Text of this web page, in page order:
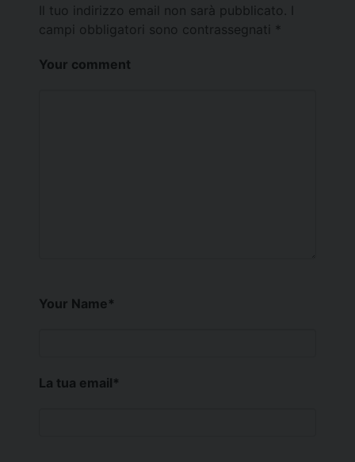
Il tuo indirizzo email non sarà pubblicato.
campi obbligatori sono contrassegnati *
Your comment
Your Name*
La tua email*